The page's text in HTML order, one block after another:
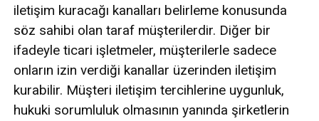
iletişim kuracağı kanalları belirleme konusunda
söz sahibi olan taraf müşterilerdir. Diğer bir
ifadeyle ticari işletmeler, müşterilerle sadece
onların izin verdiği kanallar üzerinden iletişim
kurabilir. Müşteri iletişim tercihlerine uygunluk,
hukuki sorumluluk olmasının yanında şirketlerin